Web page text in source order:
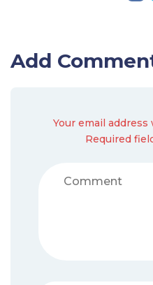
Add
Your email
Required